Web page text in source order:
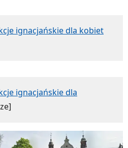
ignacjańskie dla kobiet
ignacjańskie dla